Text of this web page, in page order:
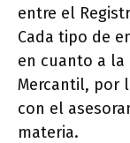
entre el
Cada tipo de
en cuanto a la
Mercantil, por
con el
materia.